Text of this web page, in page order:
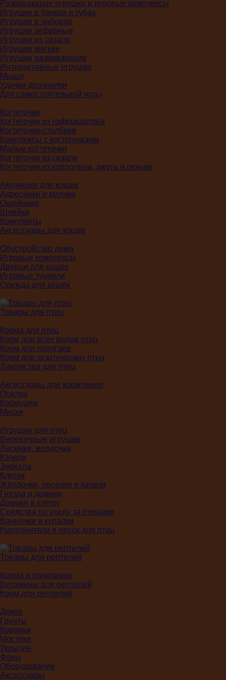
Развивающие игрушки и игровые комплексы
Игрушки в банках и тубах
Игрушки в наборах
Игрушки зефирные
Игрушки из сизаля
Игрушки мягкие
Игрушки развивающие
Интерактивные игрушки
Мыши
Удочки-дразнилки
Для самостоятельной игры
Когтеточки
Когтеточки из гофрокартона
Когтеточки-столбики
Комплексы с когтеточками
Малые когтеточки
Когтеточки из сизаля
Когтеточки из ковролина, джута и пеньки
Амуниция для кошек
Адресники и маячки
Ошейники
Шлейки
Комплекты
Аксессуары для кошек
Обустройство дома
Игровые комплексы
Дверци для кошек
Игровые туннели
Одежда для кошек
Товары для птиц
Корма для птиц
Корм для всех видов птиц
Корм для попугаев
Корм для экзотических птиц
Лакомства для птиц
Аксессуары для кормления
Поилки
Кормушки
Миски
Игрушки для птиц
Веревочные игрушки
Лесенки, жердочки
Качели
Зеркала
Клетки
Жёрдочки, лесенки и качели
Гнезда и домики
Домики в клетку
Средства по уходу за птицами
Ванночки и купалки
Наполнители и песок для птиц
Товары для рептилий
Корма и подкормки
Витамины для рептилий
Корм для рептилий
Декор
Грунты
Коврики
Мостики
Укрытия
Фоны
Оборудование
Аксессуары